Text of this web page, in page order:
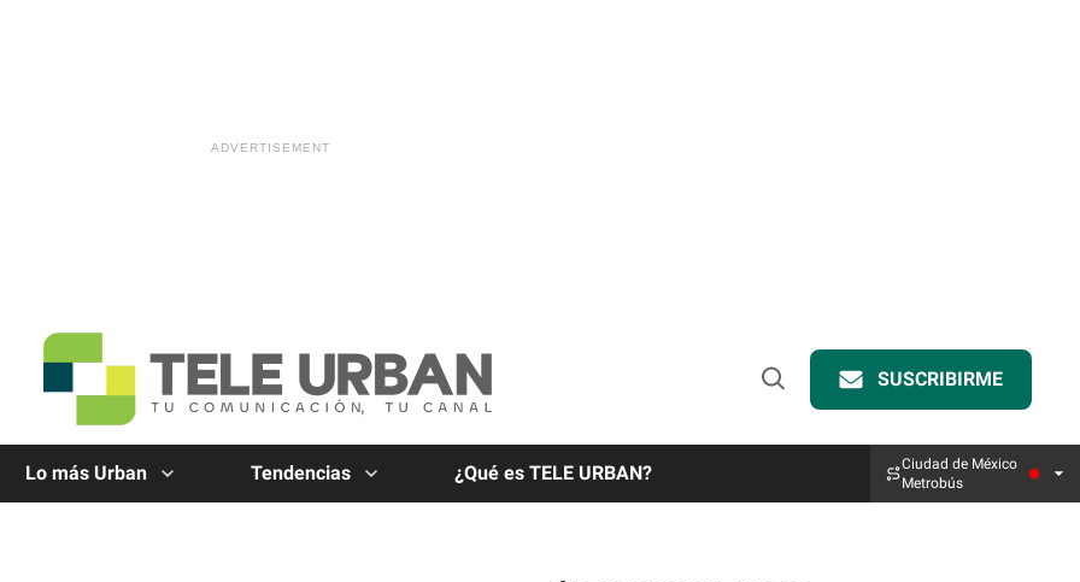
Open
SUSCRIBIRME
Lo más Urban Tendencias ¿Qué es TELE URBAN?
Ciudad de México
Metrobús